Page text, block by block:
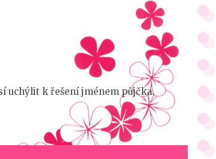
uchýlit k řešení jménem půjčka.